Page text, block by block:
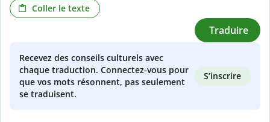
Coller le texte
Traduire
Recevez des conseils culturels avec
chaque traduction. Connectez-vous pour
que vos mots résonnent, pas seulement
se traduisent.
S’inscrire